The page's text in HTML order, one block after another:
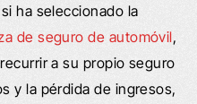
ha seleccionado la
de seguro de automóvil,
a su propio seguro
y la pérdida de ingresos,